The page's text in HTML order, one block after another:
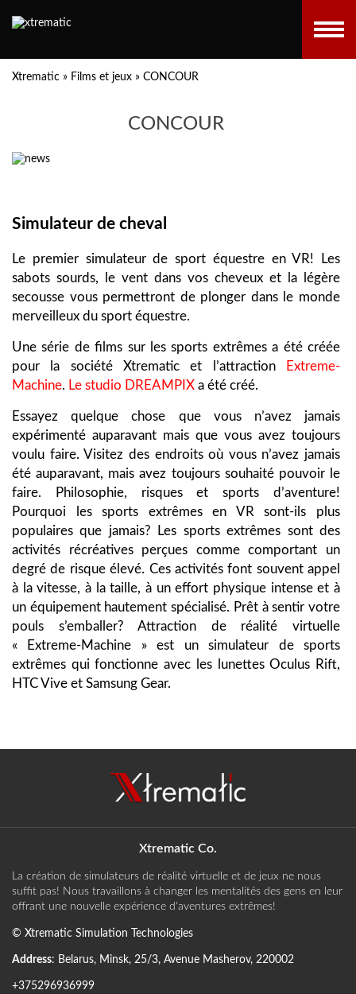
Xtrematic » Films et jeux » CONCOUR
CONCOUR
Simulateur de cheval
Le premier simulateur de sport équestre en VR! Les
sabots sourds, le vent dans vos cheveux et la légère
secousse vous permettront de plonger dans le monde
merveilleux du sport équestre.
Une série de films sur les sports extrêmes a été créée
pour la société Xtrematic et l’attraction
Extreme-
Machine. Le studio DREAMPIX a été créé.
Essayez quelque chose que vous n’avez jamais
expérimenté auparavant mais que vous avez toujours
voulu faire. Visitez des endroits où vous n’avez jamais
été auparavant, mais avez toujours souhaité pouvoir le
faire. Philosophie, risques et sports d’aventure!
Pourquoi les sports extrêmes en VR sont-ils plus
populaires que jamais? Les sports extrêmes sont des
activités récréatives perçues comme comportant un
degré de risque élevé. Ces activités font souvent appel
à la vitesse, à la taille, à un effort physique intense et à
un équipement hautement spécialisé. Prêt à sentir votre
pouls s’emballer? Attraction de réalité virtuelle
« Extreme-Machine » est un simulateur de sports
extrêmes qui fonctionne avec les lunettes Oculus Rift,
HTC Vive et Samsung Gear.
Xtrematic Co.
La création de simulateurs de réalité virtuelle et de jeux ne nous
suffit pas! Nous travaillons à changer les mentalités des gens en leur
offrant une nouvelle expérience d'aventures extrêmes!
© Xtrematic Simulation Technologies
Address: Belarus, Minsk, 25/3, Avenue Masherov, 220002
+375296936999